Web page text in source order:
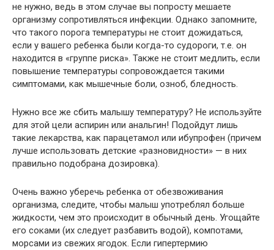
не нужно, ведь в этом случае вы попросту мешаете
организму сопротивляться инфекции. Однако запомните,
что такого порога температуры не стоит дожидаться,
если у вашего ребенка были когда-то судороги, т.е. он
находится в «группе риска». Также не стоит медлить, если
повышение температуры сопровождается такими
симптомами, как мышечные боли, озноб, бледность.
Нужно все же сбить малышу температуру? Не используйте
для этой цели аспирин или анальгин! Подойдут лишь
такие лекарства, как парацетамол или ибупрофен (причем
лучше использовать детские «разновидности» — в них
правильно подобрана дозировка).
Очень важно уберечь ребенка от обезвоживания
организма, следите, чтобы малыш употреблял больше
жидкости, чем это происходит в обычный день. Угощайте
его соками (их следует разбавить водой), компотами,
морсами из свежих ягодок. Если гипертермию